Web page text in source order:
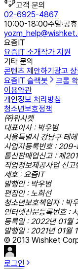
고객 문의
02-6925-4867
10:00-18:00주말·공
요즘IT
요즘IT 소개작가 지원
기타 문의
콘텐츠 제안하기 광고 상
요즘IT 슬랙봇
크롬
이용약관
개인정보 처리방침
청소년보호정책
㈜위시켓
대표이사 : 박우범
서울특별시 강남구 테
사업자등록번호 :
통신판매업신고 : 제
직업정보제공사업 신
제호 : 요즘IT
발행인 : 박우범
편집인 : 노희선
청소년보호책임자 : 박
인터넷신문등록번호 :
등록일 : 2022년 01월
발행일 : 2021년 01월
© 2013 Wishket
로그인